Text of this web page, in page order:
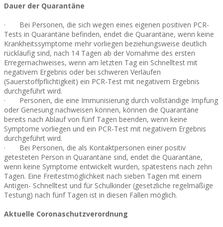
Dauer der Quarantäne
· Bei Personen, die sich wegen eines eigenen positiven PCR-
Tests in Quarantäne befinden, endet die Quarantäne, wenn keine
Krankheitssymptome mehr vorliegen beziehungsweise deutlich
rückläufig sind, nach 14 Tagen ab der Vornahme des ersten
Erregernachweises, wenn am letzten Tag ein Schnelltest mit
negativem Ergebnis oder bei schweren Verläufen
(Sauerstoffpflichtigkeit) ein PCR-Test mit negativem Ergebnis
durchgeführt wird.
· Personen, die eine Immunisierung durch vollständige Impfung
oder Genesung nachweisen können, können die Quarantäne
bereits nach Ablauf von fünf Tagen beenden, wenn keine
Symptome vorliegen und ein PCR-Test mit negativem Ergebnis
durchgeführt wird.
· Bei Personen, die als Kontaktpersonen einer positiv
getesteten Person in Quarantäne sind, endet die Quarantäne,
wenn keine Symptome entwickelt wurden, spätestens nach zehn
Tagen. Eine Freitestmöglichkeit nach sieben Tagen mit einem
Antigen- Schnelltest und für Schulkinder (gesetzliche regelmäßige
Testung) nach fünf Tagen ist in diesen Fällen möglich.
Aktuelle Coronaschutzverordnung